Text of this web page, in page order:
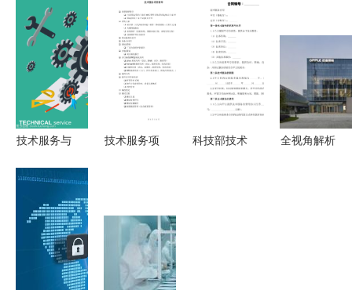
工业AI智能
体机器人，
重构新能源
未来工厂技
术服务
公司
32.52%股
权转让公告
解析
价技术擦踵
而来，实用
新方向有多
上头？
服务为引
擎，实现新
年开门红
技术服务与
构建平等
的“关系矢
量”
技术服务项
业数字化转
科技部技术
全视角解析